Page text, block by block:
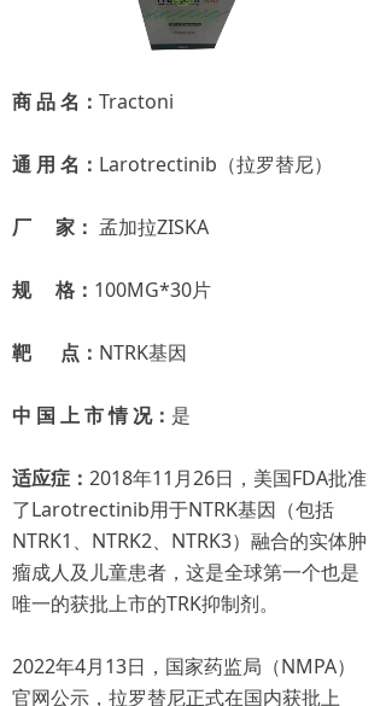
商 品 名： Tractoni
通 用 名： Larotrectinib（拉罗替尼）
厂 家： 孟加拉ZISKA
规 格： 100MG*30片
靶 点： NTRK基因
中 国 上 市 情 况： 是
适应症： 2018年11月26日，美国FDA批准
了Larotrectinib用于NTRK基因（包括
NTRK1、NTRK2、NTRK3）融合的实体肿
瘤成人及儿童患者，这是全球第一个也是
唯一的获批上市的TRK抑制剂。
2022年4月13日，国家药监局（NMPA）
官网公示，拉罗替尼正式在国内获批上